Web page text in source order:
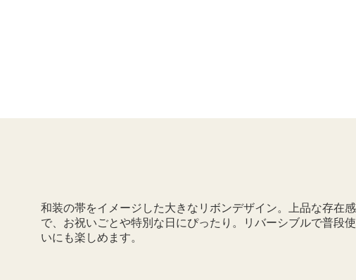
和装の帯をイメージした大きなリボンデザイン。上品な存在感
で、お祝いごとや特別な日にぴったり。リバーシブルで普段使
いにも楽しめます。